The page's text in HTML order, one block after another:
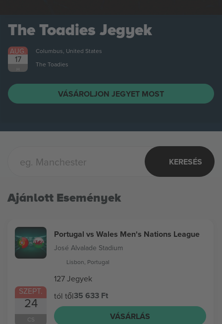
The Toadies Jegyek
AUG.
17
H
Columbus, United States
The Toadies
VÁSÁROLJON JEGYET MOST
KERESÉS
Ajánlott Események
SZEPT.
24
CS
Portugal vs Wales Men's Nations League
José Alvalade Stadium
Lisbon, Portugal
127 Jegyek
tól től35 633 Ft
VÁSÁRLÁS